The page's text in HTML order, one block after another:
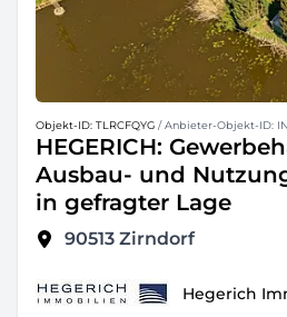
Objekt-ID: TLRCFQYG / Anbieter-Objekt-ID:
HEGERICH:
Ausbau- und
in gefragter Lage
90513 Zirndorf
Hegerich